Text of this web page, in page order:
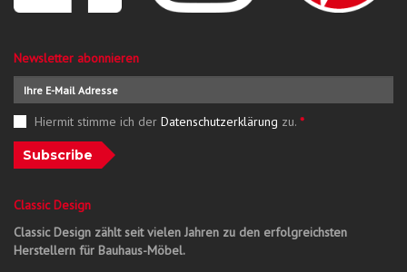
Newsletter abonnieren
Hiermit stimme ich der Datenschutzerklärung zu. *
Subscribe
Classic Design
Classic Design zählt seit vielen Jahren zu den erfolgreichsten
Herstellern für Bauhaus-Möbel.